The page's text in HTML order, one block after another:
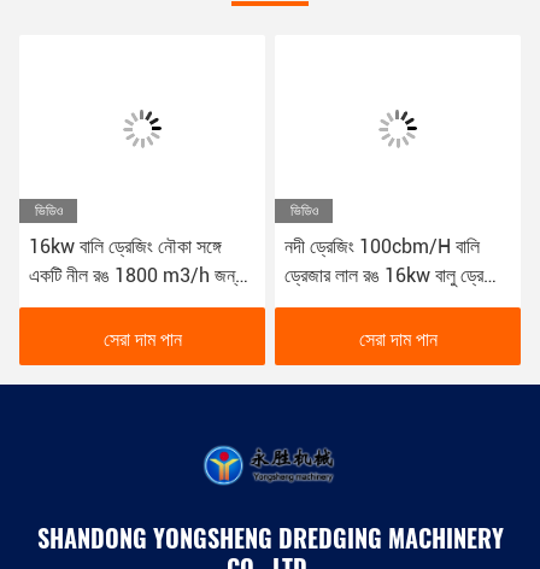
ভিডিও
16kw বালি ড্রেজিং নৌকা সঙ্গে
একটি নীল রঙ 1800 m3/h জন্য
নদী ড্রেজিং YSCSD350
সেরা দাম পান
ভিডিও
নদী ড্রেজিং 100cbm/H বালি
ড্রেজার লাল রঙ 16kw বালু ড্রেজিং
নৌকা
সেরা দাম পান
SHANDONG YONGSHENG DREDGING MACHINERY